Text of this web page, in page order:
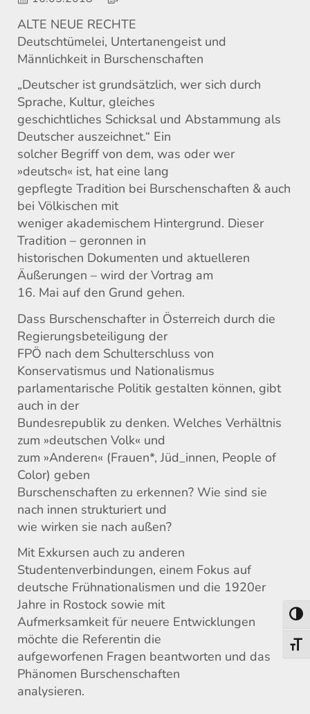
ALTE NEUE RECHTE
Deutschtümelei, Untertanengeist und
Männlichkeit in Burschenschaften
„Deutscher ist grundsätzlich, wer sich durch
Sprache, Kultur, gleiches
geschichtliches Schicksal und Abstammung als
Deutscher auszeichnet.“ Ein
solcher Begriff von dem, was oder wer
»deutsch« ist, hat eine lang
gepflegte Tradition bei Burschenschaften & auch
bei Völkischen mit
weniger akademischem Hintergrund. Dieser
Tradition – geronnen in
historischen Dokumenten und aktuelleren
Äußerungen – wird der Vortrag am
16. Mai auf den Grund gehen.
Dass Burschenschafter in Österreich durch die
Regierungsbeteiligung der
FPÖ nach dem Schulterschluss von
Konservatismus und Nationalismus
parlamentarische Politik gestalten können, gibt
auch in der
Bundesrepublik zu denken. Welches Verhältnis
zum »deutschen Volk« und
zum »Anderen« (Frauen*, Jüd_innen, People of
Color) geben
Burschenschaften zu erkennen? Wie sind sie
nach innen strukturiert und
wie wirken sie nach außen?
Mit Exkursen auch zu anderen
Studentenverbindungen, einem Fokus auf
deutsche Frühnationalismen und die 1920er
Jahre in Rostock sowie mit
Aufmerksamkeit für neuere Entwicklungen
möchte die Referentin die
aufgeworfenen Fragen beantworten und das
Phänomen Burschenschaften
analysieren.